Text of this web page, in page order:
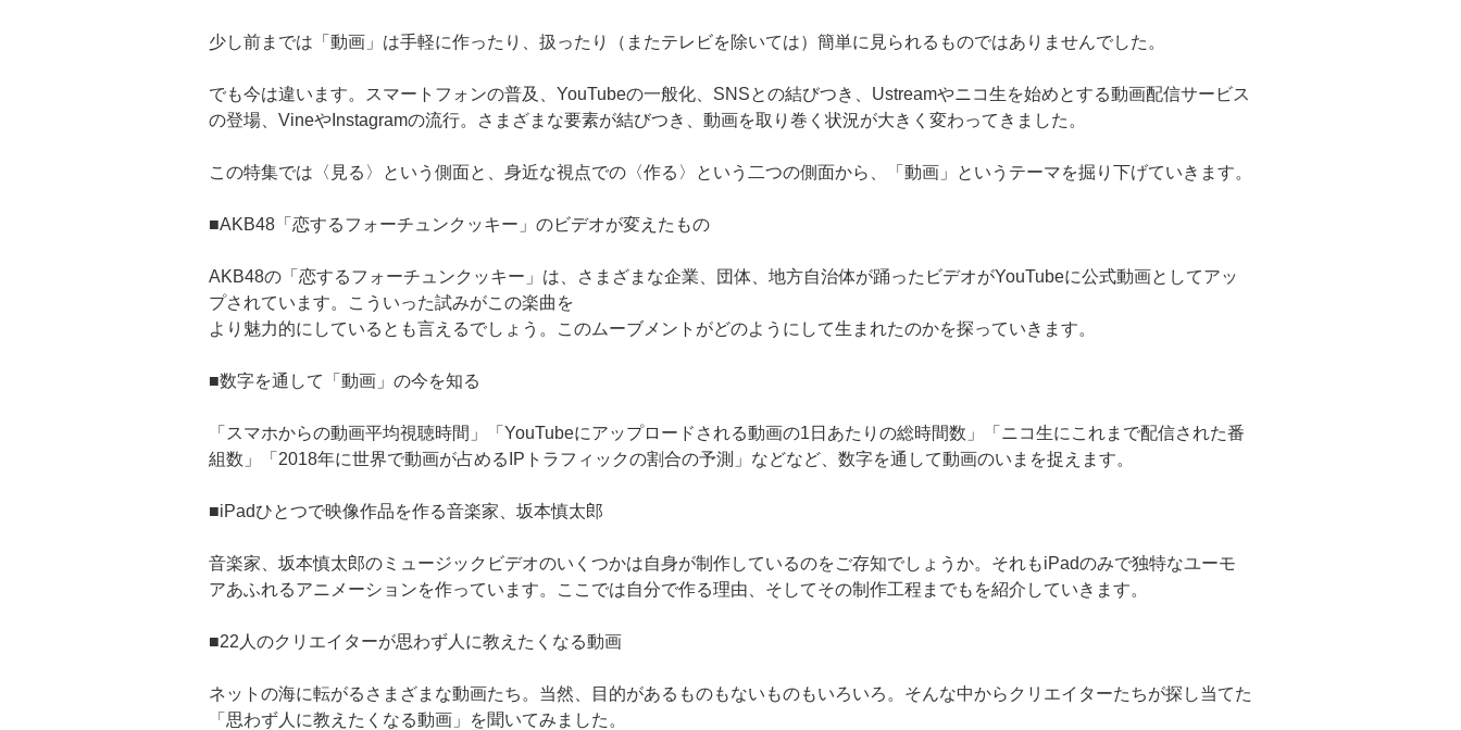
少し前までは「動画」は手軽に作ったり、扱ったり（またテレビを除いては）簡単に見られるものではありませんでした。
でも今は違います。スマートフォンの普及、YouTubeの一般化、SNSとの結びつき、Ustreamやニコ生を始めとする動画配信サービス
の登場、VineやInstagramの流行。さまざまな要素が結びつき、動画を取り巻く状況が大きく変わってきました。
この特集では〈見る〉という側面と、身近な視点での〈作る〉という二つの側面から、「動画」というテーマを掘り下げていきます。
■AKB48「恋するフォーチュンクッキー」のビデオが変えたもの
AKB48の「恋するフォーチュンクッキー」は、さまざまな企業、団体、地方自治体が踊ったビデオがYouTubeに公式動画としてアッ
プされています。こういった試みがこの楽曲を
より魅力的にしているとも言えるでしょう。このムーブメントがどのようにして生まれたのかを探っていきます。
■数字を通して「動画」の今を知る
「スマホからの動画平均視聴時間」「YouTubeにアップロードされる動画の1日あたりの総時間数」「ニコ生にこれまで配信された番
組数」「2018年に世界で動画が占めるIPトラフィックの割合の予測」などなど、数字を通して動画のいまを捉えます。
■iPadひとつで映像作品を作る音楽家、坂本慎太郎
音楽家、坂本慎太郎のミュージックビデオのいくつかは自身が制作しているのをご存知でしょうか。それもiPadのみで独特なユーモ
アあふれるアニメーションを作っています。ここでは自分で作る理由、そしてその制作工程までもを紹介していきます。
■22人のクリエイターが思わず人に教えたくなる動画
ネットの海に転がるさまざまな動画たち。当然、目的があるものもないものもいろいろ。そんな中からクリエイターたちが探し当てた
「思わず人に教えたくなる動画」を聞いてみました。